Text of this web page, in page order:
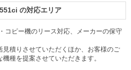
の対応エリア
コピー機のリース対応、メーカーの保守
積りさせていただくほか、お客様のご
種を提案させていただきます。